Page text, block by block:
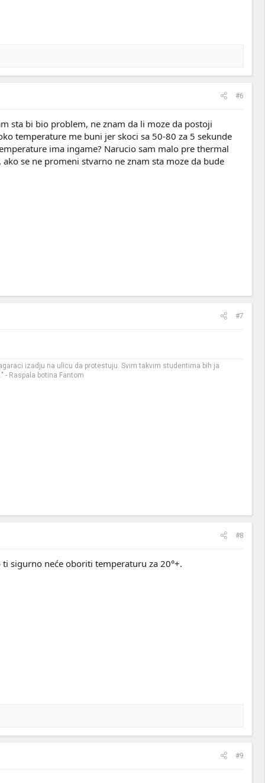
#6
sta bi bio problem, ne znam da li moze da postoji
temperature me buni jer skoci sa 50-80 za 5 sekunde
ima ingame? Narucio sam malo pre thermal
se ne promeni stvarno ne znam sta moze da bude
#7
izadju na ulicu da protestuju. Svim takvim studentima bih ja
Raspala botina Fantom
#8
sigurno neće oboriti temperaturu za 20°+.
#9